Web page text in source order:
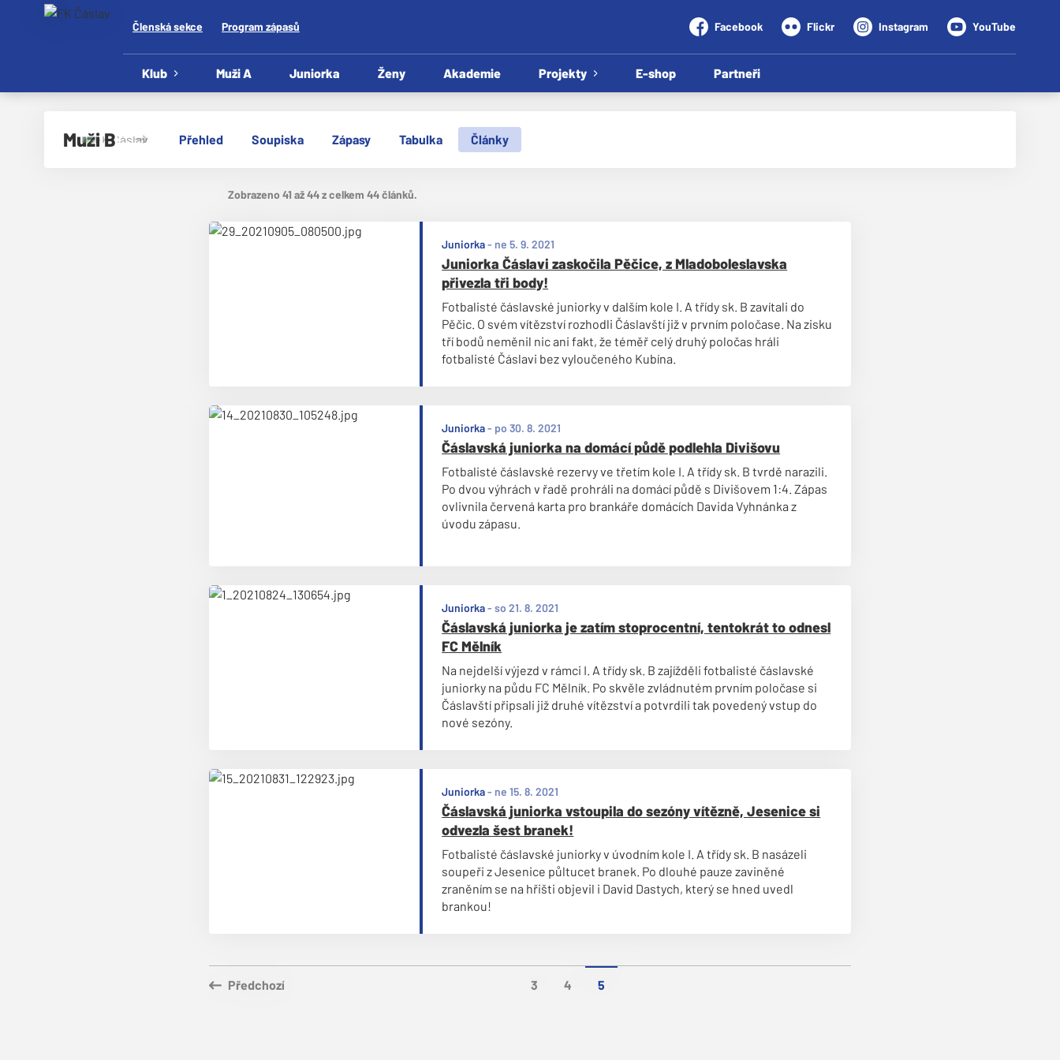
Členská sekce Program zápasů Facebook Flickr Instagram YouTube
Klub Muži A Juniorka Ženy Akademie Projekty E-shop Partneři
Muži B Přehled Soupiska Zápasy Tabulka Články
Zobrazeno 41 až 44 z celkem 44 článků.
Juniorka- ne 5. 9. 2021
Juniorka Čáslavi zaskočila Pěčice, z Mladoboleslavska
přivezla tři body!
Fotbalisté čáslavské juniorky v dalším kole I. A třídy sk. B zavítali do
Pěčic. O svém vítězství rozhodli Čáslavští již v prvním poločase. Na zisku
tří bodů neměnil nic ani fakt, že téměř celý druhý poločas hráli
fotbalisté Čáslavi bez vyloučeného Kubína.
Juniorka- po 30. 8. 2021
Čáslavská juniorka na domácí půdě podlehla Divišovu
Fotbalisté čáslavské rezervy ve třetím kole I. A třídy sk. B tvrdě narazili.
Po dvou výhrách v řadě prohráli na domácí půdě s Divišovem 1:4. Zápas
ovlivnila červená karta pro brankáře domácích Davida Vyhnánka z
úvodu zápasu.
Juniorka-so 21. 8. 2021
Čáslavská juniorka je zatím stoprocentní, tentokrát to odnesl
FC Mělník
Na nejdelší výjezd v rámci I. A třídy sk. B zajížděli fotbalisté čáslavské
juniorky na půdu FC Mělník. Po skvěle zvládnutém prvním poločase si
Čáslavští připsali již druhé vítězství a potvrdili tak povedený vstup do
nové sezóny.
Juniorka- ne 15. 8. 2021
Čáslavská juniorka vstoupila do sezóny vítězně, Jesenice si
odvezla šest branek!
Fotbalisté čáslavské juniorky v úvodním kole I. A třídy sk. B nasázeli
soupeři z Jesenice půltucet branek. Po dlouhé pauze zaviněné
zraněním se na hřišti objevil i David Dastych, který se hned uvedl
brankou!
Předchozí 3 4 5